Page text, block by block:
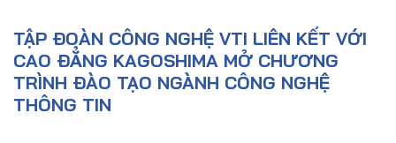
TẬP ĐOÀN CÔNG NGHỆ VTI LIÊN KẾT VỚI
CAO ĐẲNG KAGOSHIMA MỞ CHƯƠNG
TRÌNH ĐÀO TẠO NGÀNH CÔNG NGHỆ
THÔNG TIN